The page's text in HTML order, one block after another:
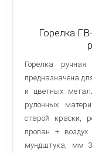
Горелка
Горелка ручная
предназначена
и цветных
рулонных
старой краски,
пропан + воздух
мундштука, мм